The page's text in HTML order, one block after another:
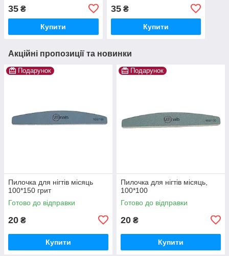
35 ₴
Купити
35₴
Купити
Акційні пропозиції та новинки
Подарунок
Пилочка для нігтів місяць
100*150 грит
Готово до відправки
20 ₴
Купити
Подарунок
Пилочка для нігтів місяць,
100*100
Готово до відправки
20 ₴
Купити